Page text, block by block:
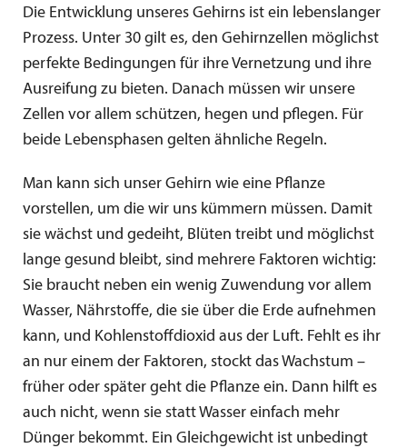
Die Entwicklung unseres Gehirns ist ein lebenslanger
Prozess. Unter 30 gilt es, den Gehirnzellen möglichst
perfekte Bedingungen für ihre Vernetzung und ihre
Ausreifung zu bieten. Danach müssen wir unsere
Zellen vor allem schützen, hegen und pflegen. Für
beide Lebensphasen gelten ähnliche Regeln.
Man kann sich unser Gehirn wie eine Pflanze
vorstellen, um die wir uns kümmern müssen. Damit
sie wächst und gedeiht, Blüten treibt und möglichst
lange gesund bleibt, sind mehrere Faktoren wichtig:
Sie braucht neben ein wenig Zuwendung vor allem
Wasser, Nährstoffe, die sie über die Erde aufnehmen
kann, und Kohlenstoffdioxid aus der Luft. Fehlt es ihr
an nur einem der Faktoren, stockt das Wachstum –
früher oder später geht die Pflanze ein. Dann hilft es
auch nicht, wenn sie statt Wasser einfach mehr
Dünger bekommt. Ein Gleichgewicht ist unbedingt